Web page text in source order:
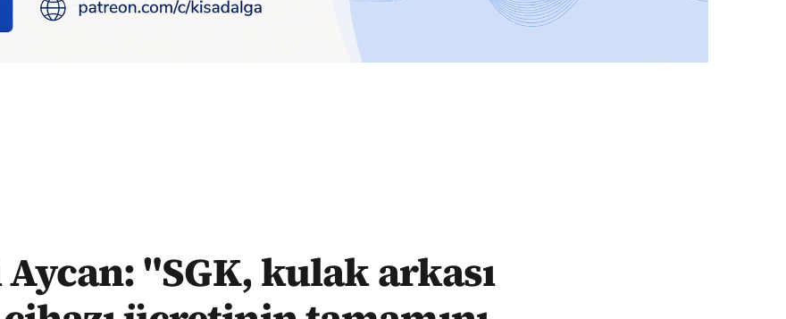
"SGK, kulak arkası